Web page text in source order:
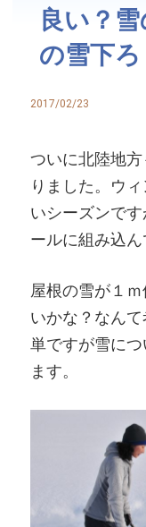
良い？
の雪下
2017/02/23
ついに北陸地
りました。ウ
いシーズンで
ールに組み込ん
屋根の雪が１
いかな？なん
単ですが雪に
ます。